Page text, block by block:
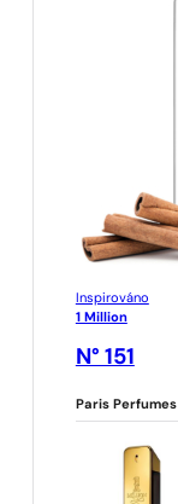
Inspirováno
1 Million
N° 151
Paris Perfumes